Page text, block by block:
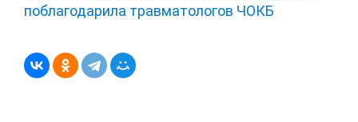
поблагодарила травматологов ЧОКБ